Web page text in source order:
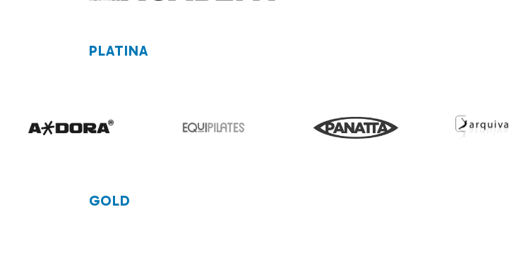
PLATINA
GOLD